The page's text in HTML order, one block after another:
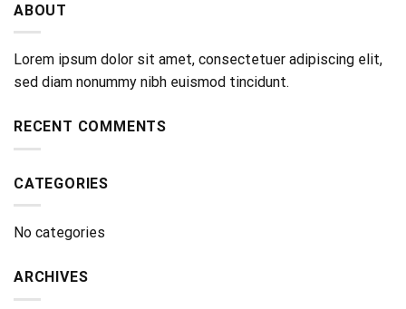
ABOUT
Lorem ipsum dolor sit amet, consectetuer adipiscing elit,
sed diam nonummy nibh euismod tincidunt.
RECENT COMMENTS
CATEGORIES
No categories
ARCHIVES